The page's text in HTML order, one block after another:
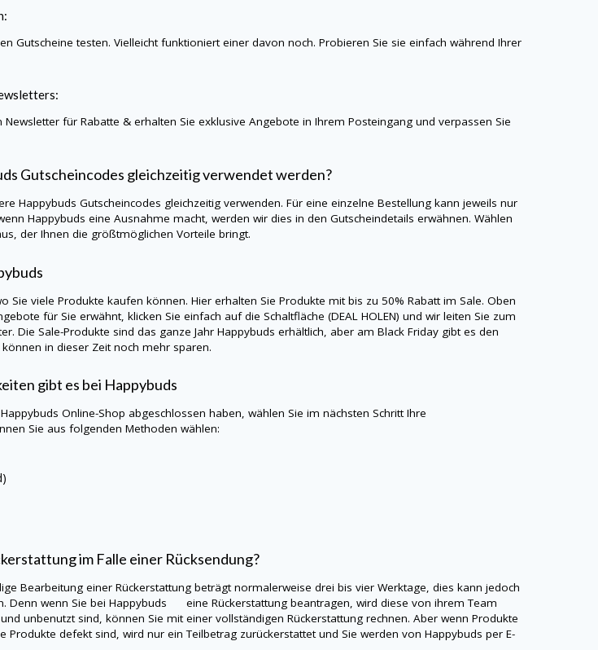
Gutscheine testen. Vielleicht funktioniert einer davon noch. Probieren Sie sie einfach während Ihrer
für Rabatte & erhalten Sie exklusive Angebote in Ihrem Posteingang und verpassen Sie
Gutscheincodes gleichzeitig verwendet werden?
HappybudsGutscheincodes gleichzeitig verwenden. Für eine einzelne Bestellung kann jeweils nur
Happybudseine Ausnahme macht, werden wir dies in den Gutscheindetails erwähnen. Wählen
der Ihnen die größtmöglichen Vorteile bringt.
Sie viele Produkte kaufen können. Hier erhalten Sie Produkte mit bis zu 50% Rabatt im Sale. Oben
für Sie erwähnt, klicken Sie einfach auf die Schaltfläche (DEAL HOLEN) und wir leiten Sie zum
Die Sale-Produkte sind das ganze JahrHappybuds erhältlich, aber am Black Friday gibt es den
in dieser Zeit noch mehr sparen.
gibt es bei Happybuds
HappybudsOnline-Shop abgeschlossen haben, wählen Sie im nächsten Schritt Ihre
Sie aus folgenden Methoden wählen:
im Falle einer Rücksendung?
Bearbeitung einer Rückerstattung beträgt normalerweise drei bis vier Werktage, dies kann jedoch
Denn wenn Sie beiHappybuds eine Rückerstattung beantragen, wird diese von ihrem Team
unbenutzt sind, können Sie mit einer vollständigen Rückerstattung rechnen. Aber wenn Produkte
Produkte defekt sind, wird nur ein Teilbetrag zurückerstattet und Sie werden vonHappybudsper E-